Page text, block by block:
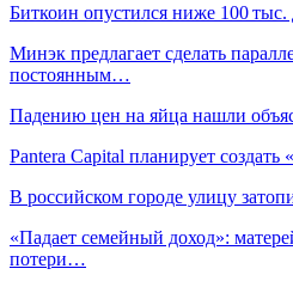
Биткоин опустился ниже 100
Минэк предлагает сделать
постоянным…
Падению цен на яйца нашли
Pantera Capital планирует
В российском городе улицу
«Падает семейный доход»:
потери…